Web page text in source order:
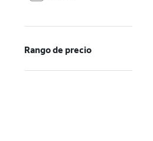
Rango de precio